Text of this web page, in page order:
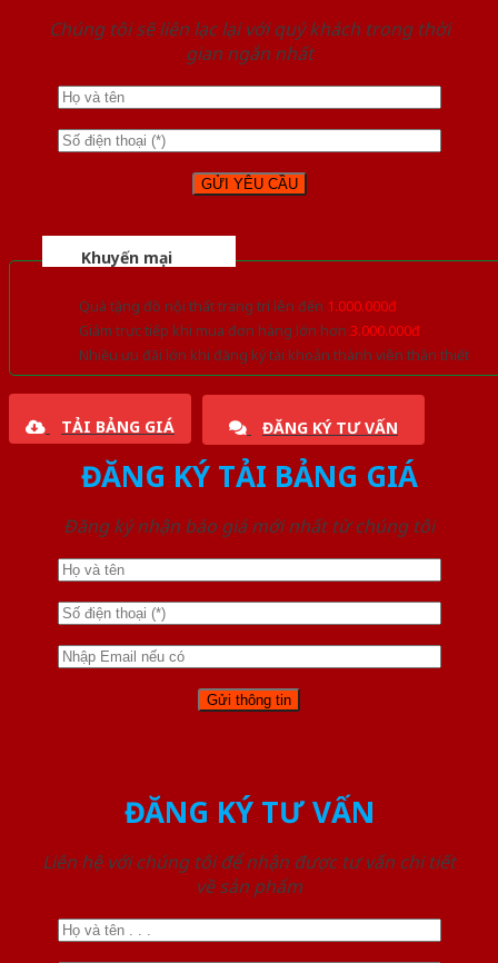
Chúng tôi sẽ liên lạc lại với quý khách trong thời
gian ngắn nhất
Khuyến mại
Quà tặng đồ nội thất trang trí lên đến 1.000.000đ
Giảm trực tiếp khi mua đơn hàng lớn hơn 3.000.000đ
Nhiều ưu đãi lớn khi đăng ký tài khoản thành viên thân thiết
TẢI BẢNG GIÁ ĐĂNG KÝ TƯ VẤN
ĐĂNG KÝ TẢI BẢNG GIÁ
Đăng ký nhận báo giá mới nhất từ chúng tôi
ĐĂNG KÝ TƯ VẤN
Liên hệ với chúng tôi để nhận được tư vấn chi tiết
về sản phẩm